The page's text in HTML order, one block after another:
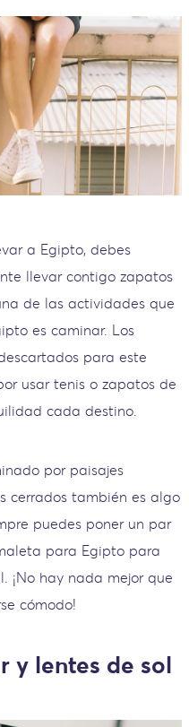
a Egipto, debes
llevar contigo zapatos
de las actividades que
es caminar. Los
para este
usar tenis o zapatos de
cada destino.
por paisajes
cerrados también es algo
puedes poner un par
para Egipto para
¡No hay nada mejor que
cómodo!
y lentes de sol